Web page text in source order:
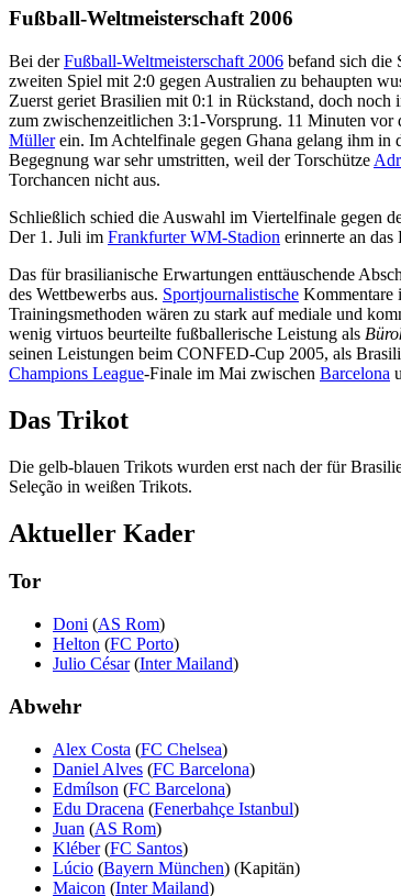
Fußball-Weltmeisterschaft 2006
Bei derFußball-Weltmeisterschaft 2006 befand sich die
zweiten Spiel mit 2:0 gegen Australien zu behaupten
Zuerst geriet Brasilien mit 0:1 in Rückstand, doch noch
zum zwischenzeitlichen 3:1-Vorsprung. 11 Minuten vor
Müllerein. Im Achtelfinale gegen Ghana gelang ihm in
Begegnung war sehr umstritten, weil der Torschütze
Torchancen nicht aus.
Schließlich schied die Auswahl im Viertelfinale gegen
Der 1. Juli im Frankfurter WM-Stadion erinnerte an das
Das für brasilianische Erwartungen enttäuschende
des Wettbewerbs aus. Sportjournalistische Kommentare
Trainingsmethoden wären zu stark auf mediale und
wenig virtuos beurteilte fußballerische Leistung als
seinen Leistungen beim CONFED-Cup 2005, als
Champions League-Finale im Mai zwischen Barcelona
Das Trikot
Die gelb-blauen Trikots wurden erst nach der für
Seleção in weißen Trikots.
Aktueller Kader
Tor
Doni (AS Rom)
Helton (FC Porto)
Julio César(Inter Mailand)
Abwehr
Alex Costa (FC Chelsea)
Daniel Alves (FC Barcelona)
Edmílson (FC Barcelona)
Edu Dracena (Fenerbahçe Istanbul)
Juan (AS Rom)
Kléber(FC Santos)
Lúcio (Bayern München) (Kapitän)
Maicon (Inter Mailand)